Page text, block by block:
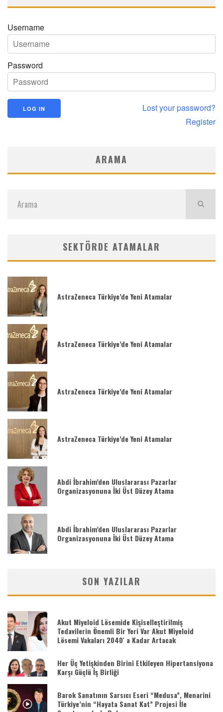
Username
Password
Lost your password?
Register
ARAMA
SEKTÖRDE ATAMALAR
AstraZeneca Türkiye’de Yeni Atamalar
AstraZeneca Türkiye’de Yeni Atamalar
AstraZeneca Türkiye’de Yeni Atamalar
AstraZeneca Türkiye’de Yeni Atamalar
Abdi İbrahim’den Uluslararası Pazarlar
Organizasyonuna İki Üst Düzey Atama
Abdi İbrahim’den Uluslararası Pazarlar
Organizasyonuna İki Üst Düzey Atama
SON YAZILAR
Akut Miyeloid Lösemide Kişiselleştirilmiş
Tedavilerin Önemli Bir Yeri Var Akut Miyeloid
Lösemi Vakaları 2040′ a Kadar Artacak
Her Üç Yetişkinden Birini Etkileyen Hipertansiyona
Karşı Güçlü İş Birliği
Barok Sanatının Sarsıcı Eseri “Medusa”, Menarini
Türkiye’nin “Hayata Sanat Kat” Projesi İle